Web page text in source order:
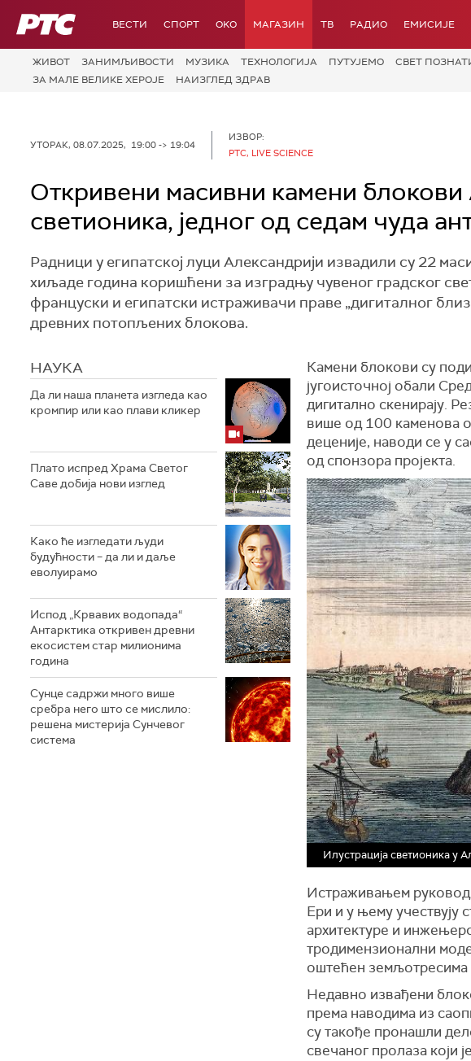
РТС ВЕСТИ СПОРТ OKO МАГАЗИН ТВ РАДИО ЕМИСИЈЕ
ЖИВОТ ЗАНИМЉИВОСТИ МУЗИКА ТЕХНОЛОГИЈA ПУТУЈЕМО СВЕТ
ЗА МАЛЕ ВЕЛИКЕ ХЕРОЈЕ
НАИЗГЛЕД ЗДРАВ
УТОРАК, 08.07.2025, 19:00 -> 19:04
ИЗВОР:
РТС, LIVE SCIENCE
Откривени масивни камени блокови
светионика, једног од седам чуда
Радници у египатској луци Александрији извадили су 22
хиљаде година коришћени за изградњу чувеног градског
француски и египатски истраживачи праве „дигиталног
древних потопљених блокова.
НАУКА
Да ли наша планета изгледа као
кромпир или као плави кликер
Плато испред Храма Светог
Саве добија нови изглед
Како ће изгледати људи
будућности – да ли и даље
еволуирамо
Испод „Крвавих водопада“
Антарктика откривен древни
екосистем стар милионима
година
Сунце садржи много више
сребра него што се мислило:
решена мистерија Сунчевог
система
Камени блокови су
југоисточној обали
дигитално скенирају.
више од 100 каменова
деценије, наводи се у
од спонзора пројекта.
Илустрација светионика у
Истраживањем
Ери и у њему учествују
архитектуре и
тродимензионални
оштећен земљотресима
Недавно извађени
према наводима из
су такође пронашли
свечаног пролаза који